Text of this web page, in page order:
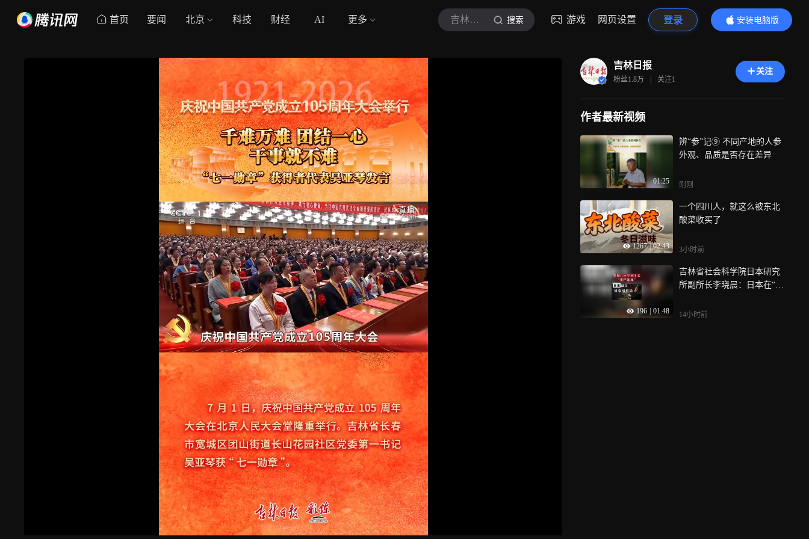
首页 要闻 北京 科技 财经 AI 更多 吉林日报 搜索 游戏 网页设置 登录
安装电脑版
内容更精彩
吉林日报
粉丝1.8万 | 关注1
关注
作者最新视频
01:25
辨“参”记⑨ 不同产地的人参
外观、品质是否存在差异
刚刚
1267 | 02:43
一个四川人，就这么被东北
酸菜收买了
3小时前
196 01:48
吉林省社会科学院日本研究
所副所长李晓晨：日本在“73
国需警惕的日本军国主义“借
14小时前